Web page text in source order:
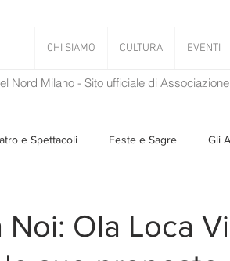
CHI SIAMO CULTURA EVENTI
Nord Milano - Sito ufficiale di
e Spettacoli Feste e Sagre Gli
Ola Loca